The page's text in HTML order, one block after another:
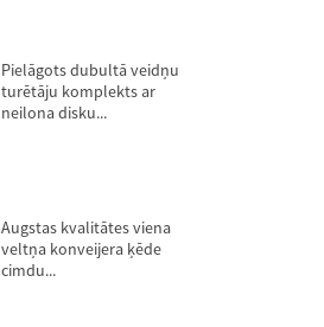
Pielāgots dubultā veidņu
turētāju komplekts ar
neilona disku...
Augstas kvalitātes viena
veltņa konveijera ķēde
cimdu...